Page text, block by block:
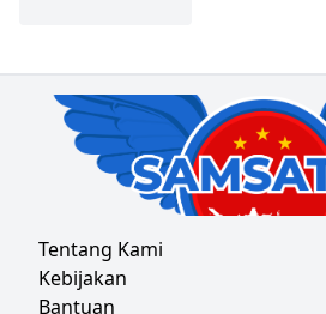
Tentang Kami
Kebijakan
Bantuan